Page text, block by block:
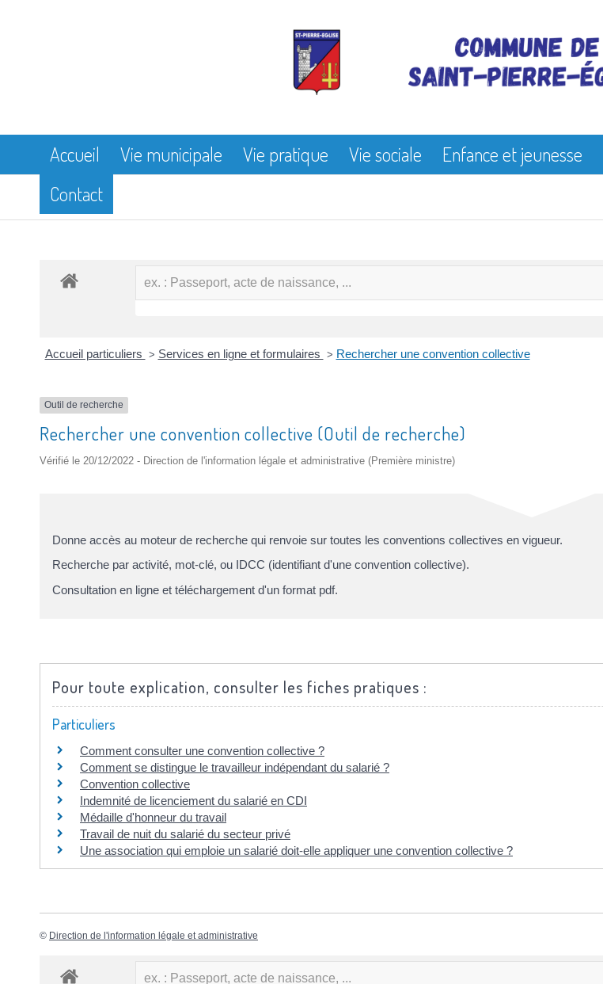
Accueil Vie municipale Vie pratique Vie sociale Enfance et jeunesse
Contact
Accueil particuliers > Services en ligne et formulaires > Rechercher une convention collective
Outil de recherche
Rechercher une convention collective (Outil de recherche)
Vérifié le 20/12/2022 - Direction de l'information légale et administrative (Première ministre)
Donne accès au moteur de recherche qui renvoie sur toutes les conventions collectives en vigueur.
Recherche par activité, mot-clé, ou IDCC (identifiant d'une convention collective).
Consultation en ligne et téléchargement d'un format pdf.
Pour toute explication, consulter les fiches pratiques :
Particuliers
Comment consulter une convention collective ?
Comment se distingue le travailleur indépendant du salarié ?
Convention collective
Indemnité de licenciement du salarié en CDI
Médaille d'honneur du travail
Travail de nuit du salarié du secteur privé
Une association qui emploie un salarié doit-elle appliquer une convention collective ?
© Direction de l'information légale et administrative